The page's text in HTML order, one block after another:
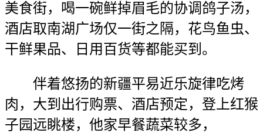
美食街，喝一碗鲜掉眉毛的协调鸽子汤，
酒店取南湖广场仅一街之隔，花鸟鱼虫、
干鲜果品、日用百货等都能买到。
伴着悠扬的新疆平易近乐旋律吃烤
肉，大到出行购票、酒店预定，登上红猴
子园远眺楼，他家早餐蔬菜较多，